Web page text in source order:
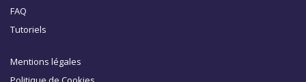
FAQ
Tutoriels
Mentions légales